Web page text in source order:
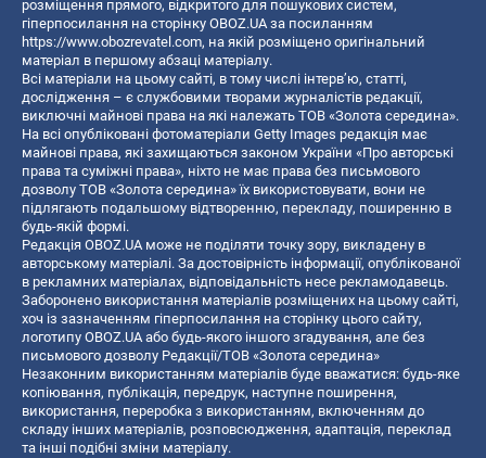
розміщення прямого, відкритого для пошукових систем,
гіперпосилання на сторінку OBOZ.UA за посиланням
https://www.obozrevatel.com, на якій розміщено оригінальний
матеріал в першому абзаці матеріалу.
Всі матеріали на цьому сайті, в тому числі інтерв’ю, статті,
дослідження – є службовими творами журналістів редакції,
виключні майнові права на які належать ТОВ «Золота середина».
На всі опубліковані фотоматеріали Getty Images редакція має
майнові права, які захищаються законом України «Про авторські
права та суміжні права», ніхто не має права без письмового
дозволу ТОВ «Золота середина» їх використовувати, вони не
підлягають подальшому відтворенню, перекладу, поширенню в
будь-якій формі.
Редакція OBOZ.UA може не поділяти точку зору, викладену в
авторському матеріалі. За достовірність інформації, опублікованої
в рекламних матеріалах, відповідальність несе рекламодавець.
Заборонено використання матеріалів розміщених на цьому сайті,
хоч із зазначенням гіперпосилання на сторінку цього сайту,
логотипу OBOZ.UA або будь-якого іншого згадування, але без
письмового дозволу Редакції/ТОВ «Золота середина»
Незаконним використанням матеріалів буде вважатися: будь-яке
копiювання, публiкацiя, передрук, наступне поширення,
використання, переробка з використанням, включенням до
складу інших матеріалів, розповсюдження, адаптація, переклад
та інші подібні зміни матеріалу.